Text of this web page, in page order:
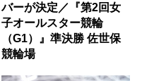
バーが決定／『第2回女
子オールスター競輪
（G1）』準決勝 佐世保
競輪場